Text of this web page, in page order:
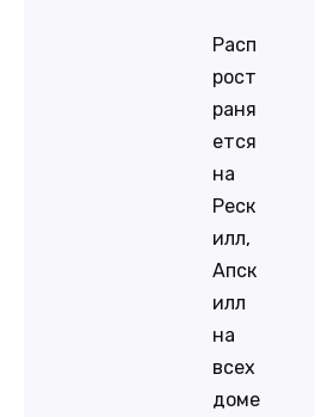
Расп
рост
раня
ется
на
Реск
илл,
Апск
илл
на
всех
доме